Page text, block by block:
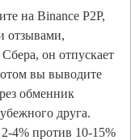
на Binance P2P,
отзывами,
он отпускает
вы выводите
обменник
друга.
4% против 10-15%